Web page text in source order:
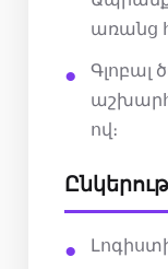
առանց
Գլոբալ
ով։